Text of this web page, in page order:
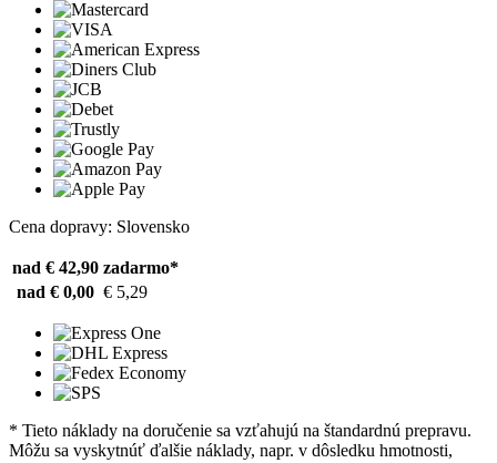
Cena dopravy: Slovensko
nad € 42,90 zadarmo*
nad € 0,00 € 5,29
* Tieto náklady na doručenie sa vzťahujú na štandardnú prepravu.
Môžu sa vyskytnúť ďalšie náklady, napr. v dôsledku hmotnosti,